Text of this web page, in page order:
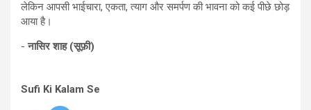
लेकिन आपसी भाईचारा, एकता, त्याग और समर्पण की भावना को कई पीछे छोड़
आया है।
-नासिर शाह (सूफ़ी)
Sufi Ki Kalam Se